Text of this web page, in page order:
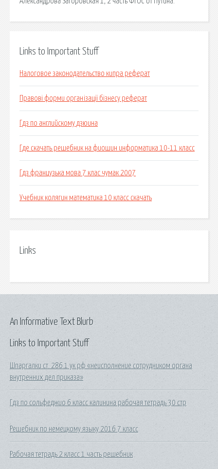
Links to Important Stuff
Налоговое законодательство кипра реферат
Правові форми організації бізнесу реферат
Гдз по английскому дзюина
Где скачать решебник на фиошин информатика 10-11 класс
Гдз французька мова 7 клас чумак 2007
Учебник колягин математика 10 класс скачать
Links
Links to Important Stuff
Шпаргалки ст. 286.1 ук рф «неисполнение сотрудником органа
внутренних дел приказа»
Гдз по сольфеджио 6 класс калинина рабочая тетрадь 30 стр
Решебник по немецкому языку 2016 7 класс
Рабочая тетрадь 2 класс 1 часть решебник
An Informative Text Blurb